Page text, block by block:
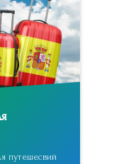
путешесвий